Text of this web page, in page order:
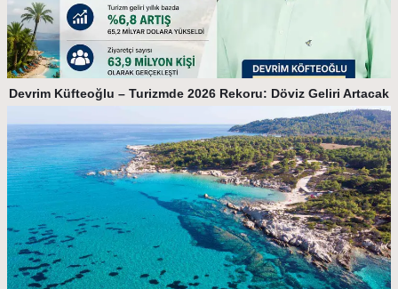
Devrim Küfteoğlu – Turizmde 2026 Rekoru: Döviz Geliri Artacak